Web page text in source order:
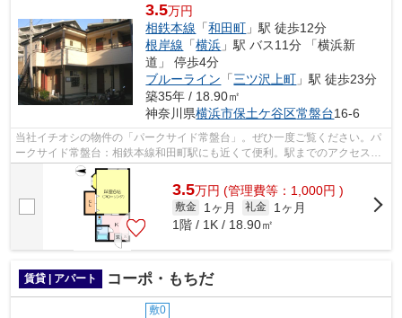
3.5万円
相鉄本線 「和田町 」駅 徒歩12分
根岸線 「横浜 」駅 バス11分 「横浜新
道」 停歩4分
ブルーライン 「三ツ沢上町 」駅 徒歩23分
築35年 / 18.90㎡
神奈川県横浜市保土ケ谷区常盤台16-6
当社イチオシの物件の「パークサイド常盤台」。ぜひ一度ご覧ください。パ
ークサイド常盤台：相鉄本線和田町駅にも近くて便利。駅までのアクセスが
良い、徒歩12分のところに位置する物...
3.5万円 (管理費等：1,000円 )
敷金 1ヶ月 礼金
1ヶ月
1階 / 1K / 18.90㎡
賃貸 | アパート コーポ・もちだ
敷0